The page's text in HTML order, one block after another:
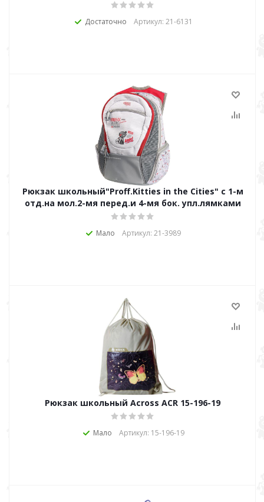
Достаточно Артикул: 21-6131
Рюкзак школьный"Proff.Kitties in the Cities" c 1-м
отд.на мол.2-мя перед.и 4-мя бок. упл.лямками
Мало Артикул: 21-3989
Рюкзак школьный Across ACR 15-196-19
Мало Артикул: 15-196-19